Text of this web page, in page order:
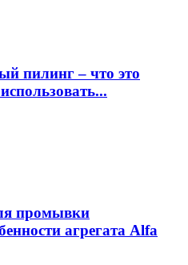
пилинг – что это
промывки
агрегата Alfa